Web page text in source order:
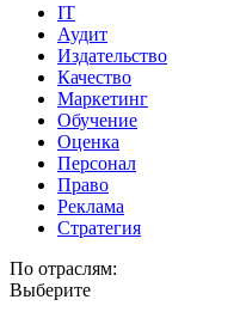
IT
Аудит
Издательство
Качество
Маркетинг
Обучение
Оценка
Персонал
Право
Реклама
Стратегия
По отраслям:
Выберите